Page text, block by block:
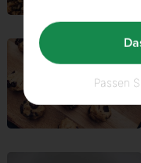
Passen